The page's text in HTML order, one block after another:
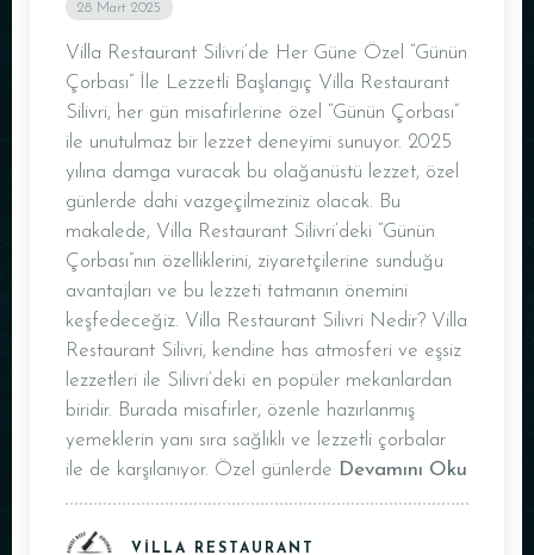
28 Mart 2025
Villa Restaurant Silivri’de Her Güne Özel “Günün
Çorbası” İle Lezzetli Başlangıç Villa Restaurant
Silivri, her gün misafirlerine özel “Günün Çorbası”
ile unutulmaz bir lezzet deneyimi sunuyor. 2025
yılına damga vuracak bu olağanüstü lezzet, özel
günlerde dahi vazgeçilmeziniz olacak. Bu
makalede, Villa Restaurant Silivri’deki “Günün
Çorbası”nın özelliklerini, ziyaretçilerine sunduğu
avantajları ve bu lezzeti tatmanın önemini
keşfedeceğiz. Villa Restaurant Silivri Nedir? Villa
Restaurant Silivri, kendine has atmosferi ve eşsiz
lezzetleri ile Silivri’deki en popüler mekanlardan
biridir. Burada misafirler, özenle hazırlanmış
yemeklerin yanı sıra sağlıklı ve lezzetli çorbalar
ile de karşılanıyor. Özel günlerde Devamını Oku
VILLA RESTAURANT